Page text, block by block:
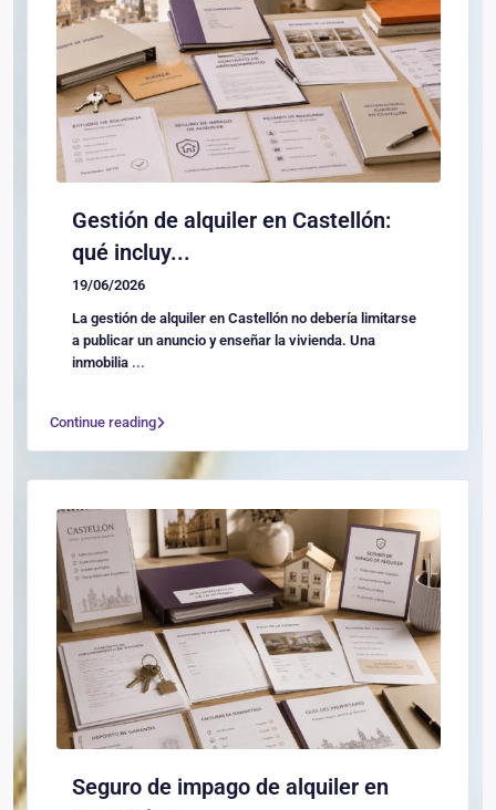
Gestión de alquiler en Castellón:
qué incluy...
19/06/2026
La gestión de alquiler en Castellón no debería limitarse
a publicar un anuncio y enseñar la vivienda. Una
inmobilia ...
Continue reading
Seguro de impago de alquiler en